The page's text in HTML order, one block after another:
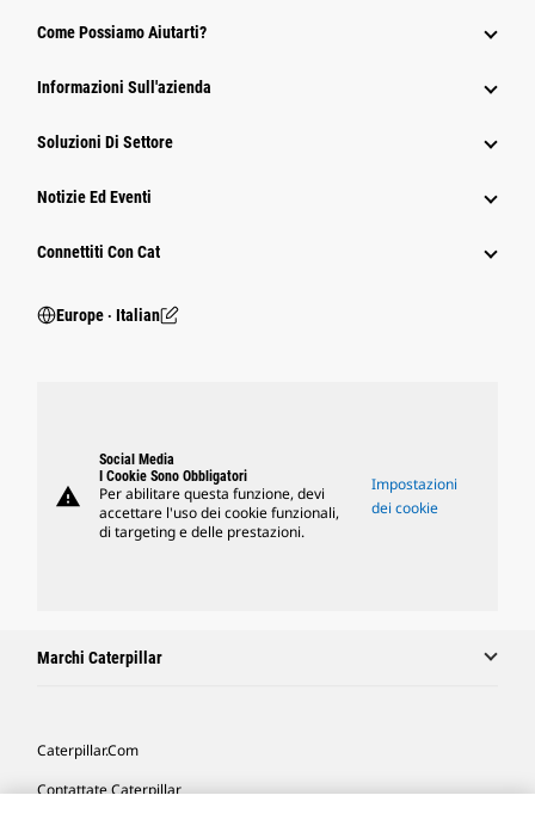
Come Possiamo Aiutarti?
Informazioni Sull'azienda
Soluzioni Di Settore
Notizie Ed Eventi
Connettiti Con Cat
Europe ‧ Italian
warning
Social Media
I Cookie Sono Obbligatori
Per abilitare questa funzione, devi
accettare l'uso dei cookie funzionali,
di targeting e delle prestazioni.
Impostazioni
dei cookie
Marchi Caterpillar
Caterpillar.com
Contattate Caterpillar